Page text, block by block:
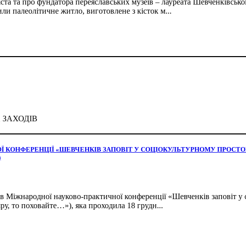
палеолітичне житло, виготовлене з кісток м...
«ШЕВЧЕНКІВ ЗАПОВІТ У СОЦІОКУЛЬТУРНОМУ
науково-практичної конференції «Шевченків заповіт у
то поховайте…»), яка проходила 18 грудн...